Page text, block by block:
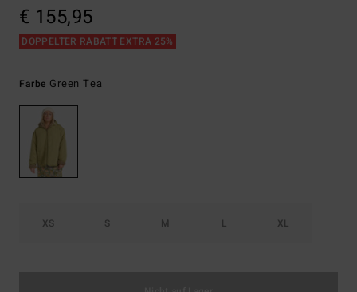
€ 155,95
DOPPELTER RABATT EXTRA 25%
Farbe Green Tea
XS S M L XL